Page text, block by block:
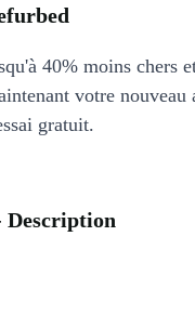
40% moins chers
votre nouveau
gratuit.
Description